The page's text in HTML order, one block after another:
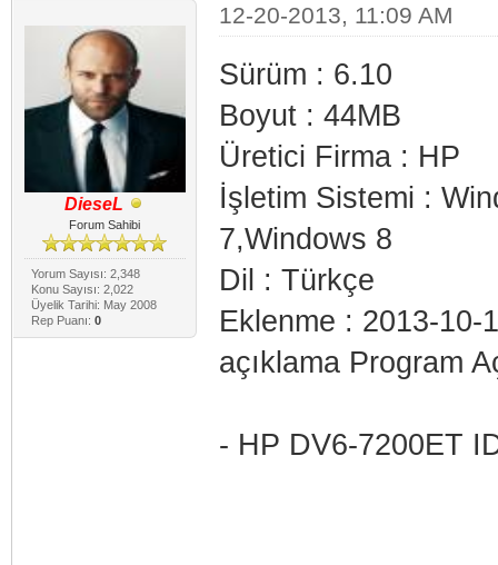
DieseL
Forum Sahibi
Yorum Sayısı: 2,348
Konu Sayısı: 2,022
Üyelik Tarihi: May 2008
Rep Puanı: 0
12-20-2013, 11:09 AM
Sürüm : 6.10
Boyut : 44MB
Üretici Firma : HP
İşletim Sistemi :
7,Windows 8
Dil : Türkçe
Eklenme : 2013-10-
açıklama Program
- HP DV6-7200ET